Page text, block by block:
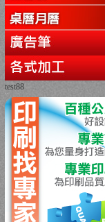
test88